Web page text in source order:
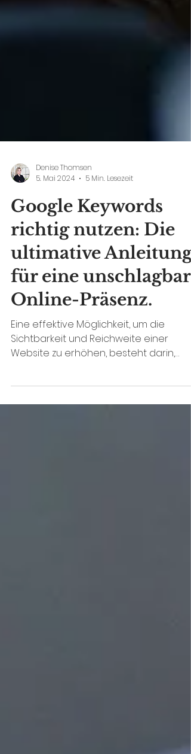
5. Mai 2024
5 Min. Lesezeit
Google Keywords
richtig nutzen: Die
ultimative Anleitung
für eine unschlagbare
Online-Präsenz.
Eine effektive Möglichkeit, um die
Sichtbarkeit und Reichweite einer
relevante Google Keywords zu